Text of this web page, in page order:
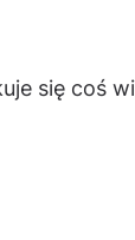
się coś